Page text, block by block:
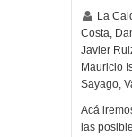
La
Costa,
Javier
Mauricio
Sayago,
Acá
las